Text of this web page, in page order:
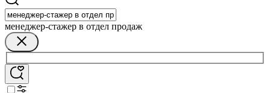
менеджер-стажер в отдел продаж